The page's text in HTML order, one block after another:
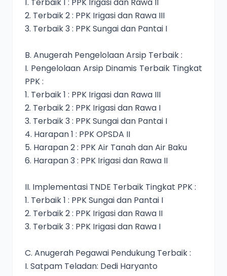
2. Terbaik 2 : PPK Irigasi dan Rawa III
3. Terbaik 3 : PPK Sungai dan Pantai I
B. Anugerah Pengelolaan Arsip Terbaik :
I. Pengelolaan Arsip Dinamis Terbaik Tingkat
PPK :
1. Terbaik 1 : PPK Irigasi dan Rawa III
2. Terbaik 2 : PPK Irigasi dan Rawa I
3. Terbaik 3 : PPK Sungai dan Pantai I
4. Harapan 1 : PPK OPSDA II
5. Harapan 2 : PPK Air Tanah dan Air Baku
6. Harapan 3 : PPK Irigasi dan Rawa II
II. Implementasi TNDE Terbaik Tingkat PPK :
1. Terbaik 1 : PPK Sungai dan Pantai I
2. Terbaik 2 : PPK Irigasi dan Rawa II
3. Terbaik 3 : PPK Irigasi dan Rawa I
C. Anugerah Pegawai Pendukung Terbaik :
I. Satpam Teladan: Dedi Haryanto